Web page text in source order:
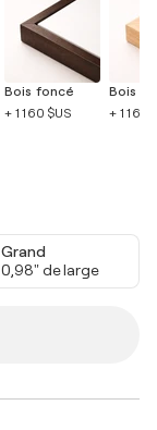
Bois foncé
+ 1 160 $US
Bois
+ 1 160
Grand
0,98" de large